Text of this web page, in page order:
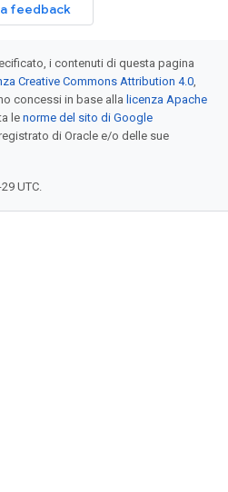
feedback
i contenuti di questa pagina
Creative Commons Attribution 4.0,
concessi in base alla licenza Apache
le norme del sito di Google
di Oracle e/o delle sue
UTC.